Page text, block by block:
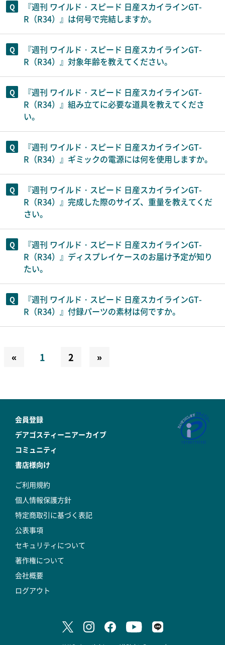
『週刊 ワイルド・スピード 日産スカイラインGT-
R（R34）』は何号で完結しますか。
『週刊 ワイルド・スピード 日産スカイラインGT-
R（R34）』対象年齢を教えてください。
『週刊 ワイルド・スピード 日産スカイラインGT-
R（R34）』組み立てに必要な道具を教えてくださ
い。
『週刊 ワイルド・スピード 日産スカイラインGT-
R（R34）』ギミックの電源には何を使用しますか。
『週刊 ワイルド・スピード 日産スカイラインGT-
R（R34）』完成した際のサイズ、重量を教えてくだ
さい。
『週刊 ワイルド・スピード 日産スカイラインGT-
R（R34）』ディスプレイケースのお届け予定が知り
たい。
『週刊 ワイルド・スピード 日産スカイラインGT-
R（R34）』付録パーツの素材は何ですか。
« 1 2 »
会員登録
デアゴスティーニアーカイブ
コミュニティ
書店様向け
ご利用規約
個人情報保護方針
特定商取引に基づく表記
公表事項
セキュリティについて
著作権について
会社概要
ログアウト